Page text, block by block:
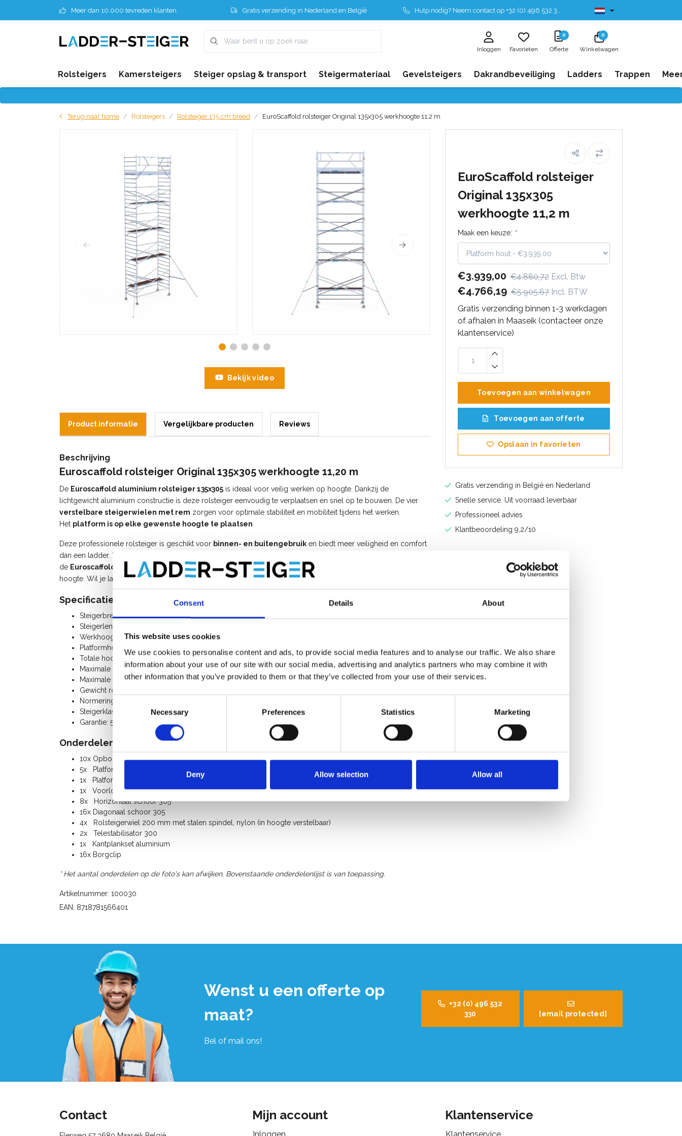
Consent Details About
This website uses cookies
We use cookies to personalise content and ads, to provide social media features and to analyse our traffic. We also share
information about your use of our site with our social media, advertising and analytics partners who may combine it with
other information that you’ve provided to them or that they’ve collected from your use of their services.
Consent
Selection
Necessary Preferences Statistics Marketing
Deny Allow selection Allow all
Meer dan 10.000 tevreden klanten Gratis verzending in Nederland en België Hulp nodig? Neem contact op +32 (0) 496 532 330 Leverbaar uit voorraad
Inloggen Favorieten
0
Offerte
0
Winkelwagen
Rolsteigers Kamersteigers Steiger opslag & transport Steigermateriaal Gevelsteigers Dakrandbeveiliging Ladders Trappen
Terug naar home Rolsteigers Rolsteiger 135 cm breed EuroScaffold rolsteiger Original 135x305 werkhoogte 11,2 m
EuroScaffold rolsteiger
Original 135x305
werkhoogte 11,2 m
Maak een keuze: *
€3.939,00 €4.880,72 Excl. Btw
€4.766,19 €5.905,67 Incl. BTW
Gratis verzending binnen 1-3 werkdagen
of afhalen in Maaseik (contacteer onze
klantenservice)
Toevoegen aan winkelwagen
Toevoegen aan offerte
Opslaan in favorieten
Gratis verzending in België en Nederland
Snelle service. Uit voorraad leverbaar
Professioneel advies
Klantbeoordeling 9,2/10
Bekijk video
Product informatie Vergelijkbare producten Reviews
Beschrijving
Euroscaffold rolsteiger Original 135x305 werkhoogte 11,20 m
De Euroscaffold aluminium rolsteiger 135x305 is ideaal voor veilig werken op hoogte. Dankzij de
lichtgewicht aluminium constructie is deze rolsteiger eenvoudig te verplaatsen en snel op te bouwen. De vier
verstelbare steigerwielen met rem zorgen voor optimale stabiliteit en mobiliteit tijdens het werken.
Het platform is op elke gewenste hoogte te plaatsen
Deze professionele rolsteiger is geschikt voor binnen- en buitengebruik en biedt meer veiligheid en comfort
dan een ladder. Perfect voor schilderwerk, onderhoud, montage en installatiewerkzaamheden. Met
de Euroscaffold rolstelling kies je voor een duurzame, stabiele en betrouwbare oplossing voor elke klus op
hoogte. Wil je later uitbreiden? Alle steigeronderdelen zijn los verkrijgbaar.
Specificaties:
Steigerbreedte: 1,35 m
Steigerlengte: 3,05 m
Werkhoogte: 11,20 m
Platformhoogte: 9,20 m
Totale hoogte rolsteiger: 10,20 m
Maximale belasting per platform: 250 Kg
Maximale belasting rolsteiger: 750 Kg
Gewicht rolsteiger: 359 Kg
Normering: NEN-EN 1004, EN 1298, TÜV-GS
Steigerklasse III (200 Kg/m²)
Garantie: 5 jaar
Onderdelenlijst:
10x Opbouwframe 135-28-7
5x Platform 305
1x Platform met luik 305
1x Voorloopleuning 305
8x Horizontaal schoor 305
16x Diagonaal schoor 305
4x Rolsteigerwiel 200 mm met stalen spindel, nylon (in hoogte verstelbaar)
2x Telestabilisator 300
1x Kantplankset aluminium
16x Borgclip
* Het aantal onderdelen op de foto's kan afwijken. Bovenstaande onderdelenlijst is van toepassing.
Artikelnummer: 100030
EAN: 8718781566401
Wenst u een offerte op
maat?
Bel of mail ons!
+32 (0) 496 532
330
[email protected]
Contact Mijn account Klantenservice